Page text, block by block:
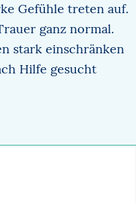
Gefühle treten auf.
ganz normal.
stark einschränken
Hilfe gesucht